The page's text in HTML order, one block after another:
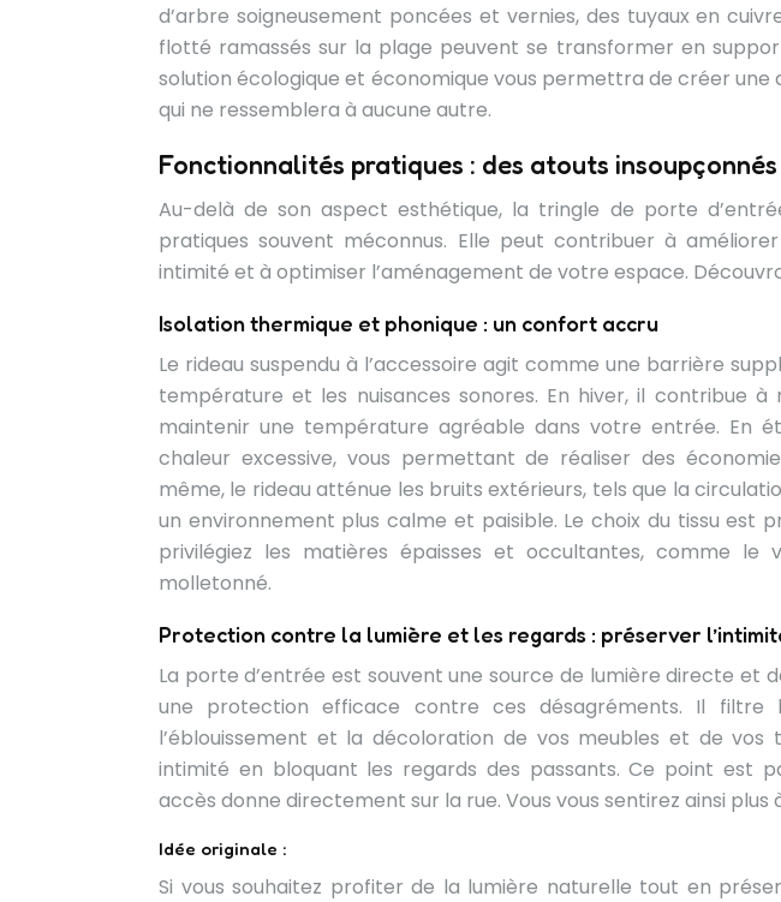
d’arbre soigneusement poncées et vernies, des tuyaux en
flotté ramassés sur la plage peuvent se transformer en
solution écologique et économique vous permettra de créer une
qui ne ressemblera à aucune autre.
Fonctionnalités pratiques : des atouts insoupçonnés
Au-delà de son aspect esthétique, la tringle de porte
pratiques souvent méconnus. Elle peut contribuer à
intimité et à optimiser l’aménagement de votre espace.
Isolation thermique et phonique : un confort accru
Le rideau suspendu à l’accessoire agit comme une barrière
température et les nuisances sonores. En hiver, il contribue
maintenir une température agréable dans votre entrée. En
chaleur excessive, vous permettant de réaliser des
même, le rideau atténue les bruits extérieurs, tels que la
un environnement plus calme et paisible. Le choix du tissu est
privilégiez les matières épaisses et occultantes, comme le
molletonné.
Protection contre la lumière et les regards : préserver
La porte d’entrée est souvent une source de lumière directe et
une protection efficace contre ces désagréments. Il filtre
l’éblouissement et la décoloration de vos meubles et de
intimité en bloquant les regards des passants. Ce point est
accès donne directement sur la rue. Vous vous sentirez ainsi plus
Idée originale :
Si vous souhaitez profiter de la lumière naturelle tout en